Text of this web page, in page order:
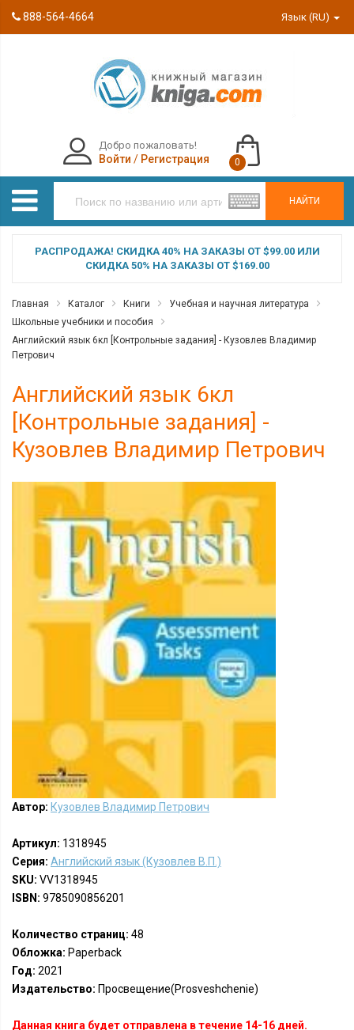
888-564-4664 Язык (RU)
НАЙТИ
Добро пожаловать!
Войти / Регистрация 0
РАСПРОДАЖА! СКИДКА 40% НА ЗАКАЗЫ ОТ $99.00 ИЛИ
СКИДКА 50% НА ЗАКАЗЫ ОТ $169.00
Главная Каталог Книги
Учебная и научная литература
Школьные учебники и пособия
Английский язык 6кл [Контрольные задания] - Кузовлев Владимир
Петрович
Английский язык 6кл
[Контрольные задания] -
Кузовлев Владимир Петрович
Автор: Кузовлев Владимир Петрович
Артикул: 1318945
Серия: Английский язык (Кузовлев В.П.)
SKU: VV1318945
ISBN: 9785090856201
Количество страниц: 48
Обложка: Paperback
Год: 2021
Издательство: Просвещение(Prosveshchenie)
Данная книга будет отправлена в течение 14-16 дней.